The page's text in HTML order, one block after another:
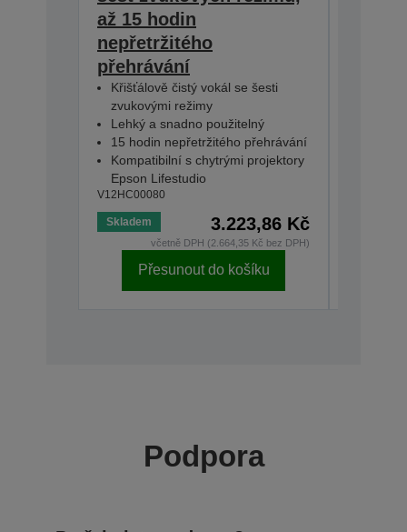
až 15 hodin
nepřetržitého
přehrávání
Křišťálově čistý vokál se šesti
zvukovými režimy
Lehký a snadno použitelný
15 hodin nepřetržitého přehrávání
Kompatibilní s chytrými projektory
Epson Lifestudio
V12HC00080
Skladem 3.223,86 Kč
včetně DPH (2.664,35 Kč bez DPH)
Přesunout do košíku
Podpora